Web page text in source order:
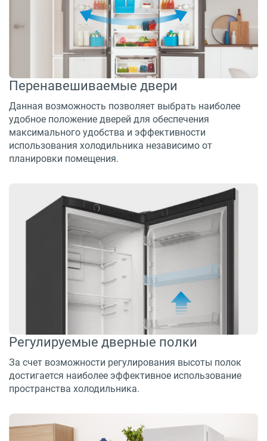
Перенавешиваемые двери
Данная возможность позволяет выбрать наиболее
удобное положение дверей для обеспечения
максимального удобства и эффективности
использования холодильника независимо от
планировки помещения.
Регулируемые дверные полки
За счет возможности регулирования высоты полок
достигается наиболее эффективное использование
пространства холодильника.